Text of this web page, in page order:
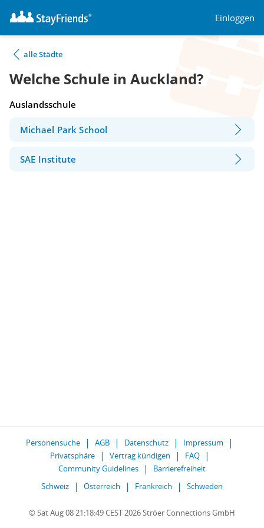
Einloggen
alle Städte
Welche Schule in Auckland?
Auslandsschule
Michael Park School
SAE Institute
Personensuche AGB Datenschutz
Impressum
Privatsphäre
Vertrag kündigen
FAQ
Community Guidelines
Barrierefreiheit
Schweiz
Österreich Frankreich Schweden
© Sat Aug 08 21:18:49 CEST 2026 Ströer Connections GmbH